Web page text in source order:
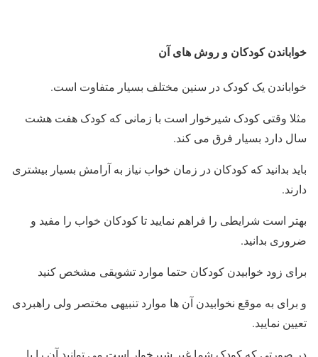
خواباندن کودکان و روش های آن
خواباندن یک کودک در سنین مختلف بسیار متفاوت است.
مثلا وقتی کودک شیرخوار است با زمانی که کودک هفت هشت
سال دارد بسیار فرق می کند.
باید بدانید که کودکان در زمان خواب نیاز به آرامش بسیار بیشتری
دارند.
بهتر است شرایطی را فراهم نمایید تا کودکان خواب را مفید و
ضروری بدانید.
برای زود خوابیدن کودکان حتما موارد تشویقی مشخص کنید
و برای به موقع نخوابیدن آن ها موارد تنبیهی مختصر ولی راهبردی
تعیین نمایید.
در صورتی که کودک شما غیر شیرخوار است می توانید آن را با